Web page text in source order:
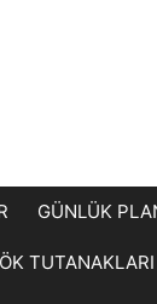
GÜNLÜK
TUTANAKLARI